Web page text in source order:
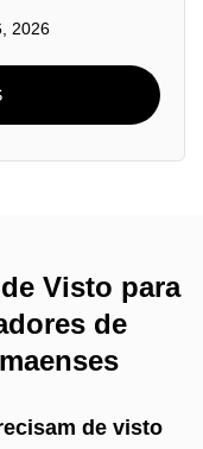
2026
Visto para
de
de visto